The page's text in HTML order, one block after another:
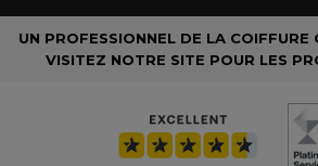
UN PROFESSIONNEL DE LA COIFFURE
VISITEZ NOTRE SITE POUR LES